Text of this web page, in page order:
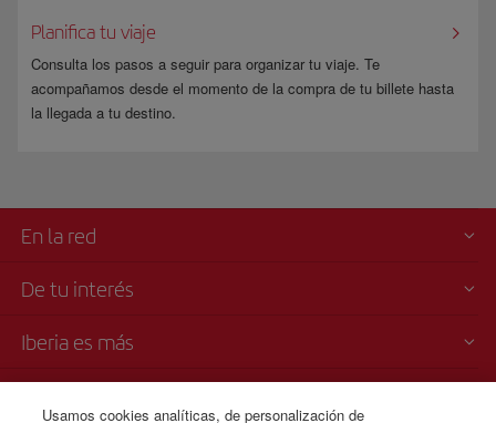
Planifica tu viaje
Consulta los pasos a seguir para organizar tu viaje. Te
acompañamos desde el momento de la compra de tu billete hasta
la llegada a tu destino.
En la red
De tu interés
Iberia es más
Usamos cookies analíticas, de personalización de